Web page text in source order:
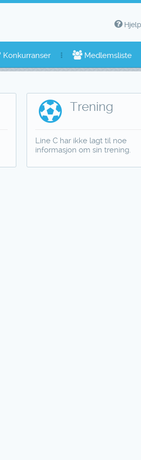
Hjelp
Konkurranser Medlemsliste
Trening
Line C har ikke lagt til noe
informasjon om sin trening.